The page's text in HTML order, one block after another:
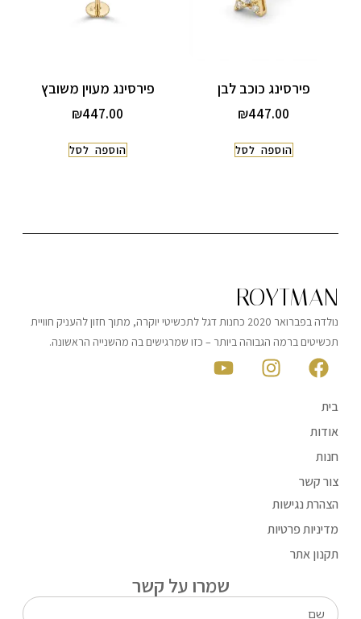
פירסינג כוכב לבן
₪447.00
הוספה לסל
פירסינג מעוין משובץ
₪447.00
הוספה לסל
ROYTMAN
נולדה בפברואר 2020 כחנות דגל לתכשיטי יוקרה, מתוך חזון להעניק חוויית
תכשיטים ברמה הגבוהה ביותר – כזו שמרגישים בה מהשנייה הראשונה.
בית
אודות
חנות
צור קשר
הצהרת נגישות
מדיניות פרטיות
תקנון אתר
שמרו על קשר